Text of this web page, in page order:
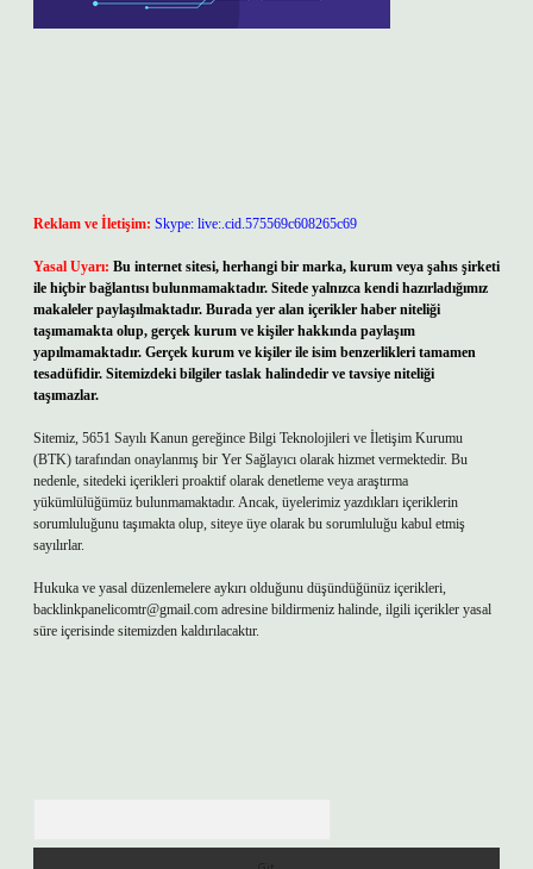
Reklam ve İletişim: Skype: live:.cid.575569c608265c69
Yasal Uyarı: Bu internet sitesi, herhangi bir marka, kurum veya şahıs şirketi
ile hiçbir bağlantısı bulunmamaktadır. Sitede yalnızca kendi hazırladığımız
makaleler paylaşılmaktadır. Burada yer alan içerikler haber niteliği
taşımamakta olup, gerçek kurum ve kişiler hakkında paylaşım
yapılmamaktadır. Gerçek kurum ve kişiler ile isim benzerlikleri tamamen
tesadüfidir. Sitemizdeki bilgiler taslak halindedir ve tavsiye niteliği
taşımazlar.
Sitemiz, 5651 Sayılı Kanun gereğince Bilgi Teknolojileri ve İletişim Kurumu
(BTK) tarafından onaylanmış bir Yer Sağlayıcı olarak hizmet vermektedir. Bu
nedenle, sitedeki içerikleri proaktif olarak denetleme veya araştırma
yükümlülüğümüz bulunmamaktadır. Ancak, üyelerimiz yazdıkları içeriklerin
sorumluluğunu taşımakta olup, siteye üye olarak bu sorumluluğu kabul etmiş
sayılırlar.
Hukuka ve yasal düzenlemelere aykırı olduğunu düşündüğünüz içerikleri,
backlinkpanelicomtr@gmail.com adresine bildirmeniz halinde, ilgili içerikler yasal
süre içerisinde sitemizden kaldırılacaktır.